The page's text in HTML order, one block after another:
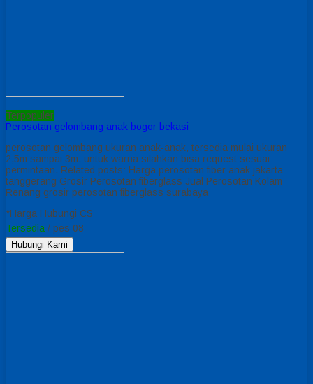
Terpopuler
Perosotan gelombang anak bogor bekasi
perosotan gelombang ukuran anak-anak, tersedia mulai ukuran
2,5m sampai 3m. untuk warna silahkan bisa request sesuai
permintaan. Related posts: Harga perosotan fiber anak jakarta
tanggerang Grosir Perosotan fiberglass Jual Perosotan Kolam
Renang grosir perosotan fiberglass surabaya
*Harga Hubungi CS
Tersedia / pes 08
Hubungi Kami